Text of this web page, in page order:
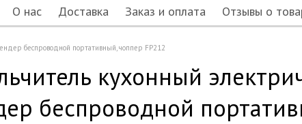
О нас Доставка Заказ и оплата Отзывы о
беспроводной портативный, чоппер FP212
кухонный
беспроводной